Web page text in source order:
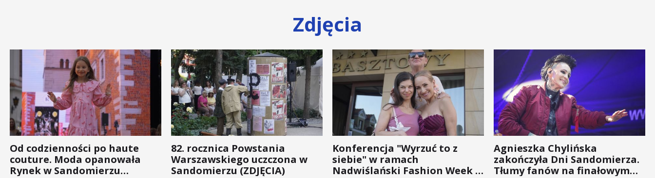
Zdjęcia
Od codzienności po haute
couture. Moda opanowała
Rynek w Sandomierzu
82. rocznica Powstania
Warszawskiego uczczona w
Sandomierzu (ZDJĘCIA)
Konferencja "Wyrzuć to z
siebie" w ramach
Nadwiślański Fashion Week -
Agnieszka Chylińska
zakończyła Dni Sandomierza.
Tłumy fanów na finałowym